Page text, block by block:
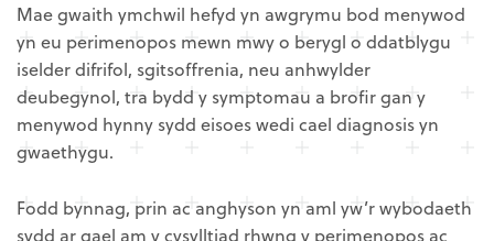
Mae gwaith ymchwil hefyd yn awgrymu bod menywod
yn eu perimenopos mewn mwy o berygl o ddatblygu
iselder difrifol, sgitsoffrenia, neu anhwylder
deubegynol, tra bydd y symptomau a brofir gan y
menywod hynny sydd eisoes wedi cael diagnosis yn
gwaethygu.
Fodd bynnag, prin ac anghyson yn aml yw’r wybodaeth
sydd ar gael am y cysylltiad rhwng y perimenopos ac